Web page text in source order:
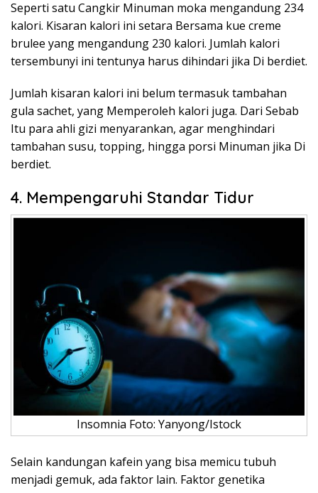
Seperti satu Cangkir Minuman moka mengandung 234
kalori. Kisaran kalori ini setara Bersama kue creme
brulee yang mengandung 230 kalori. Jumlah kalori
tersembunyi ini tentunya harus dihindari jika Di berdiet.
Jumlah kisaran kalori ini belum termasuk tambahan
gula sachet, yang Memperoleh kalori juga. Dari Sebab
Itu para ahli gizi menyarankan, agar menghindari
tambahan susu, topping, hingga porsi Minuman jika Di
berdiet.
4. Mempengaruhi Standar Tidur
Insomnia Foto: Yanyong/Istock
Selain kandungan kafein yang bisa memicu tubuh
menjadi gemuk, ada faktor lain. Faktor genetika